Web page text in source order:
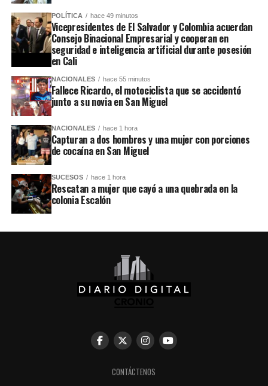
POLÍTICA hace 49 minutos
Vicepresidentes de El Salvador y Colombia acuerdan
Consejo Binacional Empresarial y cooperan en
seguridad e inteligencia artificial durante posesión
en Cali
NACIONALES hace 55 minutos
Fallece Ricardo, el motociclista que se accidentó
junto a su novia en San Miguel
NACIONALES hace 1 hora
Capturan a dos hombres y una mujer con porciones
de cocaína en San Miguel
SUCESOS hace 1 hora
Rescatan a mujer que cayó a una quebrada en la
colonia Escalón
CONTÁCTENOS